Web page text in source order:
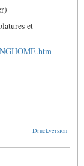
et
Druckversion